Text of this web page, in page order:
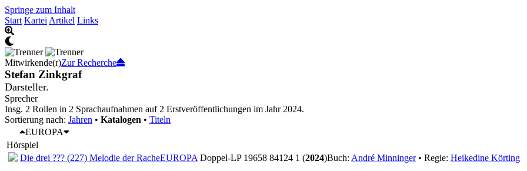
Springe zum Inhalt
Start Kartei Artikel Links
Mitwirkende(r)Zur Recherche
Stefan Zinkgraf
Darsteller.
Sprecher
Insg. 2 Rollen in 2 Sprachaufnahmen auf 2 Erstveröffentlichungen im Jahr 2024.
Sortierung nach: Jahren • Katalogen • Titeln
EUROPA
Hörspiel
Die drei ??? (227) Melodie der RacheEUROPA Doppel-LP 19658 84124 1 (2024)Buch: André Minninger• Regie: Heikedine Körting